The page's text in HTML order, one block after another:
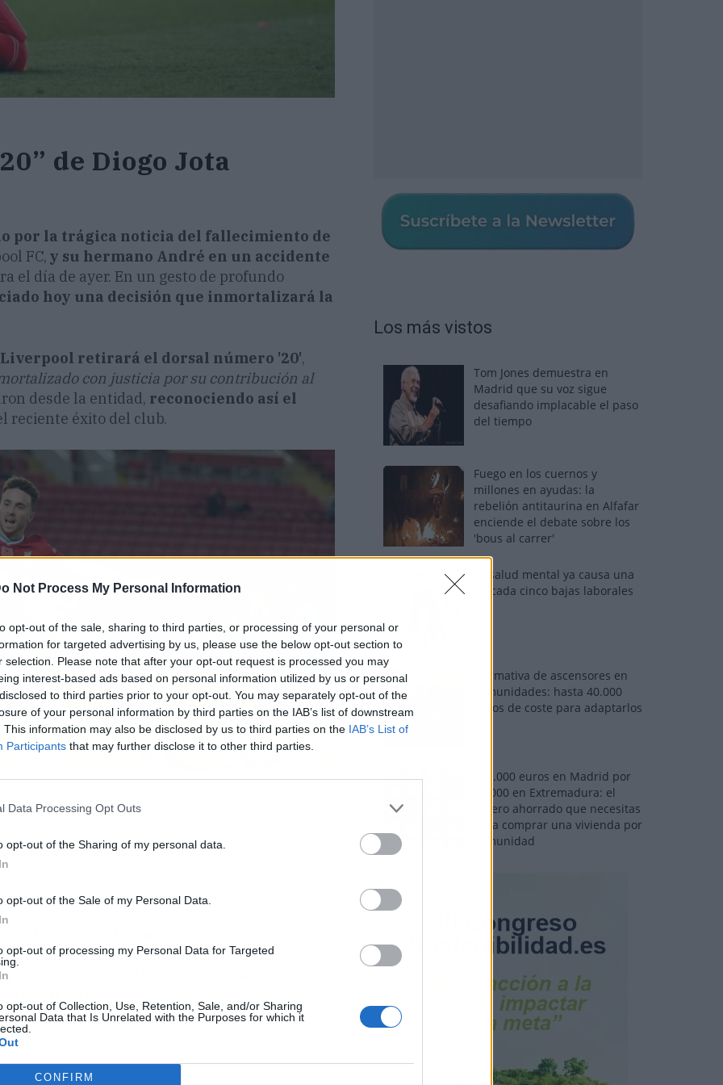
Not Process My Personal Information
opt-out of the sale, sharing to third parties, or processing of your personal or
for targeted advertising by us, please use the below opt-out section to
selection. Please note that after your opt-out request is processed you may
interest-based ads based on personal information utilized by us or personal
to third parties prior to your opt-out. You may separately opt-out of the
of your personal information by third parties on the IAB’s list of downstream
This information may also be disclosed by us to third parties on the IAB’s List of
Participants that may further disclose it to other third parties.
Data Processing Opt Outs
opt-out of the Sharing of my personal data.
opt-out of the Sale of my Personal Data.
opt-out of processing my Personal Data for Targeted
opt-out of Collection, Use, Retention, Sale, and/or Sharing
Data that Is Unrelated with the Purposes for which it
CONFIRM
de Diogo Jota
por la trágica noticia del fallecimiento de
FC, y su hermano André en un accidente
el día de ayer. En un gesto de profundo
hoy una decisión que inmortalizará la
retirará el dorsal número '20',
con justicia por su contribución al
desde la entidad, reconociendo así el
reciente éxito del club.
Agencias
inolvidable
de Diogo Jota para el club. No es común
número, lo que
un futbolista que dejó una huella
Los más vistos
Tom Jones demuestra en
Madrid que su voz sigue
desafiando implacable el paso
del tiempo
Fuego en los cuernos y
millones en ayudas: la
rebelión antitaurina en Alfafar
enciende el debate sobre los
'bous al carrer'
La salud mental ya causa una
de cada cinco bajas laborales
Normativa de ascensores en
comunidades: hasta 40.000
euros de coste para adaptarlos
110.000 euros en Madrid por
31.000 en Extremadura: el
dinero ahorrado que necesitas
para comprar una vivienda por
comunidad